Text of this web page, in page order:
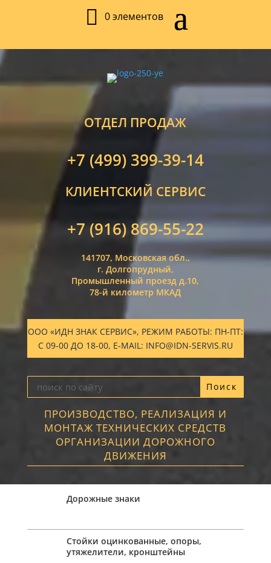
0 элементов
ОТДЕЛ ПРОДАЖ
+7 (499) 399-39-14
КЛИЕНТСКИЙ СЕРВИС
+7 (916) 869-55-22
141707, Московская обл.,
г. Долгопрудный,
Промышленный проезд д.10,
78-й километр МКАД
ООО «ИДН ЗНАК СЕРВИС», РЕЖИМ РАБОТЫ: ПН-ПТ:
С 09-00 ДО 18-00, E-MAIL: INFO@IDN-SERVIS.RU
ПРОИЗВОДСТВО, РЕАЛИЗАЦИЯ И
МОНТАЖ ТЕХНИЧЕСКИХ СРЕДСТВ
ОРГАНИЗАЦИИ ДОРОЖНОГО
ДВИЖЕНИЯ
Дорожные знаки
Стойки оцинкованные, опоры,
утяжелители, кронштейны